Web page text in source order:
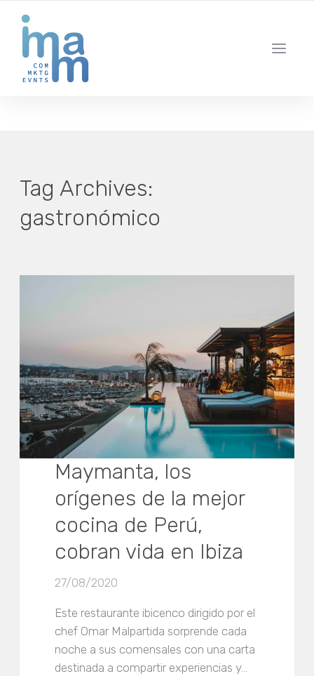
IBIZA · MADRID · BARCELONA
Tag Archives:
gastronómico
Maymanta, los
orígenes de la mejor
cocina de Perú,
cobran vida en Ibiza
27/08/2020
Este restaurante ibicenco dirigido por el
chef Omar Malpartida sorprende cada
noche a sus comensales con una carta
destinada a compartir experiencias y…